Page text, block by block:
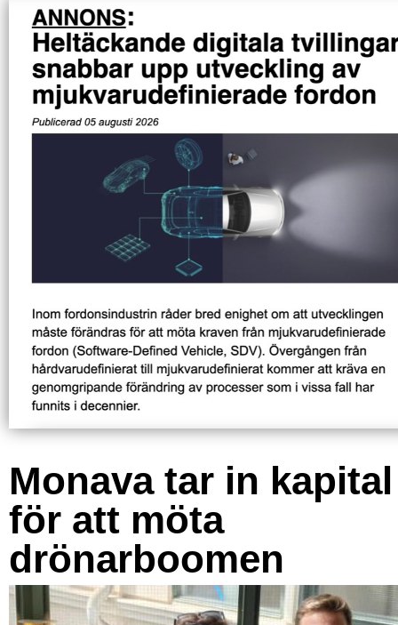
Monava tar in kapital
för att möta
drönarboomen